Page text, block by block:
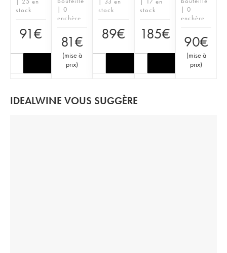
stock
91€
| 0
enchère
81€
(mise à
prix)
stock
89€
stock
185€
| 0
enchère
90€
(mise à
prix)
IDEALWINE VOUS SUGGÈRE